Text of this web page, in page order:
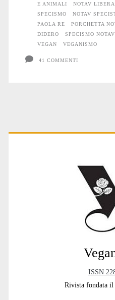
E ANIMALI
NOTAV
SPECISMO
NOTAV
PAOLA RE
PORCHETTA
DIDERO
SPECISMO NOTAV
VEGAN
VEGANISMO
41 COMMENTI
Primary
ISSN
Rivista fondata